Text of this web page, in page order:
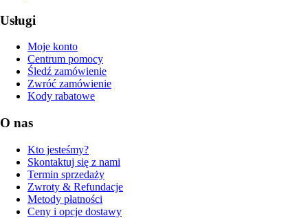
Usługi
Moje konto
Centrum pomocy
Śledź zamówienie
Zwróć zamówienie
Kody rabatowe
O nas
Kto jesteśmy?
Skontaktuj się z nami
Termin sprzedaży
Zwroty & Refundacje
Metody płatności
Ceny i opcje dostawy